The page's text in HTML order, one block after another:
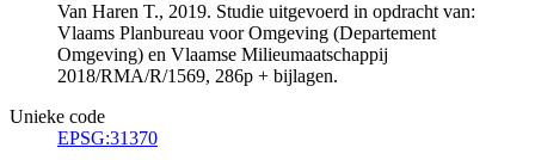
Van Haren T., 2019. Studie uitgevoerd in opdracht van:
Vlaams Planbureau voor Omgeving (Departement
Omgeving) en Vlaamse Milieumaatschappij
2018/RMA/R/1569, 286p + bijlagen.
Unieke code
EPSG:31370